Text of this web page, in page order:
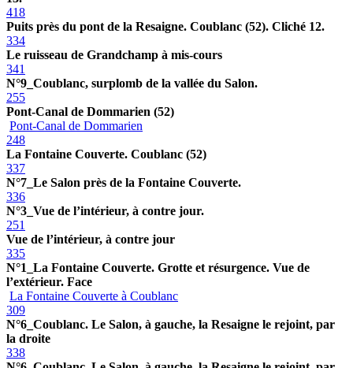
418
Puits près du pont de la Resaigne. Coublanc (52). Cliché 12.
334
Le ruisseau de Grandchamp à mis-cours
341
N°9_Coublanc, surplomb de la vallée du Salon.
255
Pont-Canal de Dommarien (52)
Pont-Canal de Dommarien
248
La Fontaine Couverte. Coublanc (52)
337
N°7_Le Salon près de la Fontaine Couverte.
336
N°3_Vue de l’intérieur, à contre jour.
251
Vue de l’intérieur, à contre jour
335
N°1_La Fontaine Couverte. Grotte et résurgence. Vue de
l’extérieur. Face
La Fontaine Couverte à Coublanc
309
N°6_Coublanc. Le Salon, à gauche, la Resaigne le rejoint, par
la droite
338